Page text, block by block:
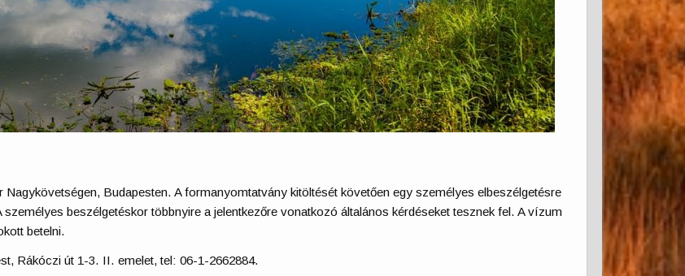
Budapesten. A formanyomtatvány kitöltését követően egy személyes elbeszélgetésre
beszélgetéskor többnyire a jelentkezőre vonatkozó általános kérdéseket tesznek fel. A vízum
betelni.
Rákóczi út 1-3. II. emelet, tel: 06-1-2662884.